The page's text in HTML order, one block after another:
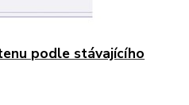
podle stávajícího